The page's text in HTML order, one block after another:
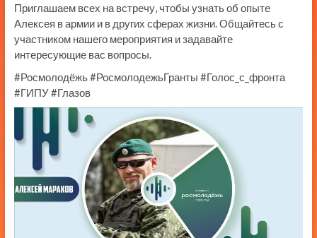
Приглашаем всех на встречу, чтобы узнать об опыте
Алексея в армии и в других сферах жизни. Общайтесь с
участником нашего мероприятия и задавайте
интересующие вас вопросы.
#Росмолодёжь #РосмолодежьГранты #Голос_с_фронта
#ГИПУ #Глазов